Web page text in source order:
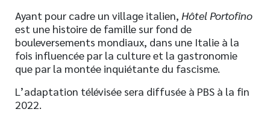
Ayant pour cadre un village italien, Hôtel Portofino
est une histoire de famille sur fond de
bouleversements mondiaux, dans une Italie à la
fois influencée par la culture et la gastronomie
que par la montée inquiétante du fascisme.
L’adaptation télévisée sera diffusée à PBS à la fin
2022.